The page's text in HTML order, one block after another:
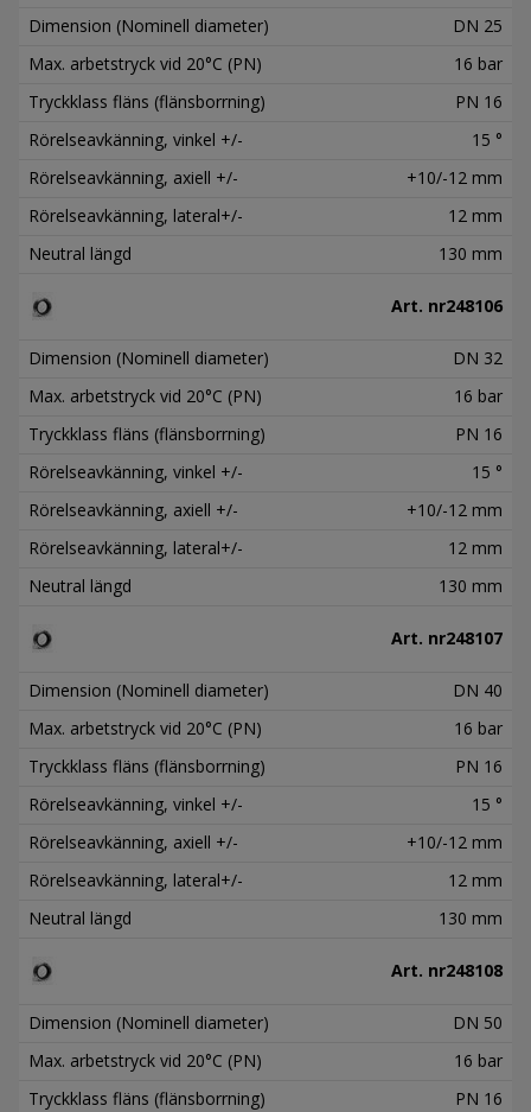
Dimension (Nominell diameter)
DN 25
Max. arbetstryck vid 20°C (PN)
16 bar
Tryckklass fläns (flänsborrning)
PN 16
Rörelseavkänning, vinkel +/-
15 °
Rörelseavkänning, axiell +/-
+10/-12 mm
Rörelseavkänning, lateral+/-
12 mm
Neutral längd
130 mm
Art. nr248106
Dimension (Nominell diameter)
DN 32
Max. arbetstryck vid 20°C (PN)
16 bar
Tryckklass fläns (flänsborrning)
PN 16
Rörelseavkänning, vinkel +/-
15 °
Rörelseavkänning, axiell +/-
+10/-12 mm
Rörelseavkänning, lateral+/-
12 mm
Neutral längd
130 mm
Art. nr248107
Dimension (Nominell diameter)
DN 40
Max. arbetstryck vid 20°C (PN)
16 bar
Tryckklass fläns (flänsborrning)
PN 16
Rörelseavkänning, vinkel +/-
15 °
Rörelseavkänning, axiell +/-
+10/-12 mm
Rörelseavkänning, lateral+/-
12 mm
Neutral längd
130 mm
Art. nr248108
Dimension (Nominell diameter)
DN 50
Max. arbetstryck vid 20°C (PN)
16 bar
Tryckklass fläns (flänsborrning)
PN 16